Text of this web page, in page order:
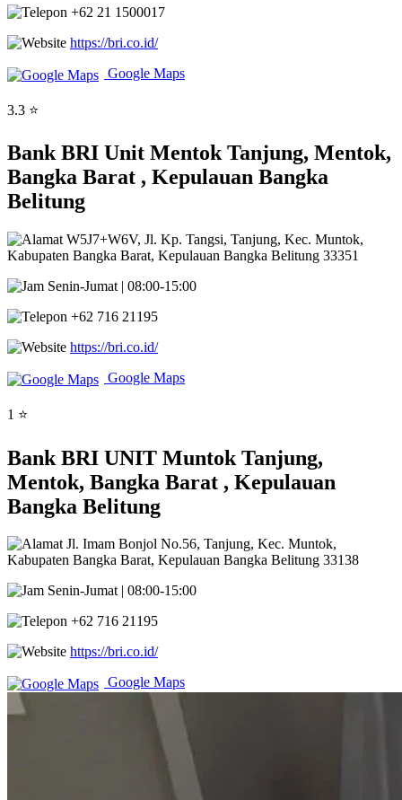
+62 21 1500017
https://bri.co.id/
Google Maps
3.3 ⭐
Bank BRI Unit Mentok Tanjung, Mentok,
Bangka Barat , Kepulauan Bangka
Belitung
W5J7+W6V, Jl. Kp. Tangsi, Tanjung, Kec. Muntok,
Kabupaten Bangka Barat, Kepulauan Bangka Belitung 33351
Senin-Jumat | 08:00-15:00
+62 716 21195
https://bri.co.id/
Google Maps
1 ⭐
Bank BRI UNIT Muntok Tanjung,
Mentok, Bangka Barat , Kepulauan
Bangka Belitung
Jl. Imam Bonjol No.56, Tanjung, Kec. Muntok,
Kabupaten Bangka Barat, Kepulauan Bangka Belitung 33138
Senin-Jumat | 08:00-15:00
+62 716 21195
https://bri.co.id/
Google Maps